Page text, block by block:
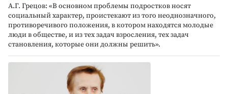
А.Г. Грецов: «В основном проблемы подростков носят
социальный характер, проистекают из того неоднозначного,
противоречивого положения, в котором находятся молодые
люди в обществе, и из тех задач взросления, тех задач
становления, которые они должны решить».